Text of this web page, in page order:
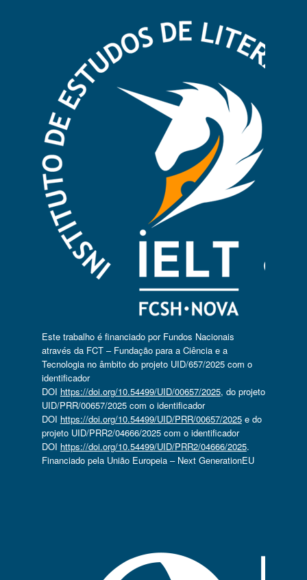
Este trabalho é financiado por Fundos Nacionais
através da FCT – Fundação para a Ciência e a
Tecnologia no âmbito do projeto UID/657/2025 com o
identificador
DOI https://doi.org/10.54499/UID/00657/2025, do projeto
UID/PRR/00657/2025 com o identificador
DOI https://doi.org/10.54499/UID/PRR/00657/2025e do
projeto UID/PRR2/04666/2025 com o identificador
DOI https://doi.org/10.54499/UID/PRR2/04666/2025.
Financiado pela União Europeia – Next GenerationEU